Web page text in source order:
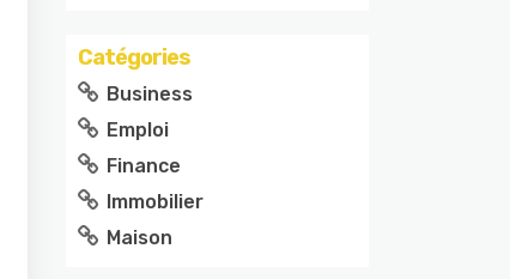
Catégories
Business
Emploi
Finance
Immobilier
Maison